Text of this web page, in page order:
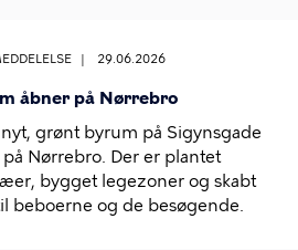
29.06.2026
åbner på Nørrebro
grønt byrum på Sigynsgade
på Nørrebro. Der er plantet
bygget legezoner og skabt
beboerne og de besøgende.